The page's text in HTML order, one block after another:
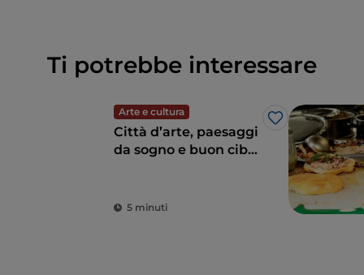
Ti potrebbe interessare
Arte e cultura
Like
Città d’arte, paesaggi
da sogno e buon cibo:
5 minuti